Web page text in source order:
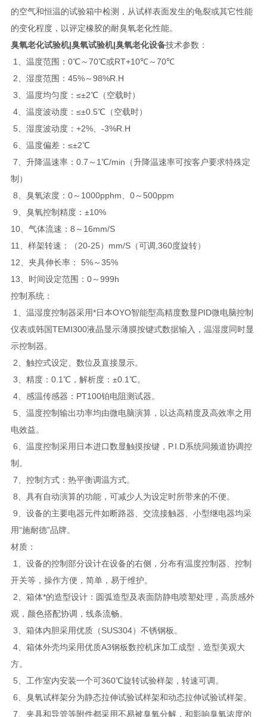
的空气和恒温的试验箱中检测，从试样表面发生的龟裂或其它性能
的变化程度，以评定橡胶的耐臭氧老化性能。
臭氧老化试验机|臭氧试验机|臭氧老化设备技术参数：
1、温度范围：0℃～70℃或RT+10℃～70℃
2、湿度范围：45%～98%R.H
3、温度均匀度：≤±2℃（空载时）
4、温度波动度：≤±0.5℃（空载时）
5、湿度波动度：+2%、-3%R.H
6、温度偏差：≤±2℃
7、升降温速率：0.7～1℃/min（升降温速率可按客户要求特殊定
制）
8、臭氧浓度：0～1000pphm、0～500ppm
9、臭氧控制精度：±10%
10、气体流速：8～16mm/S
11、样架转速：（20-25）mm/S（可调,360度旋转）
12、夹具伸长率： 5%～35%
13、时间设定范围：0～999h
控制系统：
1、温湿度控制器采用*日本OYO智能型高精度数显PID微电脑控制
仪表或韩国TEMI300液晶显示薄膜按键式数据输入，温湿度同时显
示控制器。
2、触控式设定、数位及直接显示。
3、精度：0.1℃，解析度：±0.1℃。
4、感温传感器：PT100铂电阻测试器。
5、温度控制输出功率均由微电脑演算，以达高精度及高效率之用
电效益。
6、温度控制采用日本进口数显触摸按键，P.I.D系统同频道协调控
制。
7、控制方式：热平衡调温方式。
8、具有自动演算的功能，可减少人为设定时所带来的不便。
9、设备的主要电器元件如断路器、交流接触器、小型继电器均采
用“施耐德”品牌。
材质：
1、设备的控制部分设计在设备的右侧，分布有温度控制器、控制
开关等，操作方便，简单，易于维护。
2、箱体*的造型设计：圆弧造型及表面防静电喷塑处理，高质感外
观，颜色搭配协调，线条流畅。
3、箱体内胆采用优质（SUS304）不锈钢板。
4、箱体外壳均采用优质A3钢板数控机床加工成型，造型美观大
方。
5、工作室内安装一个可360℃旋转试验样架，转速可调。
6、臭氧试样架分为静态拉伸试验试样架和动态拉伸试验试样架。
7、夹具和导管等附件都采用不易被臭氧分解，和影响臭氧浓度的